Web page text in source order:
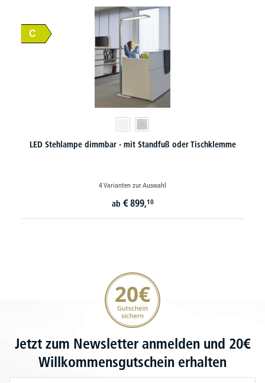
C
LED Stehlampe dimmbar - mit Standfuß oder Tischklemme
4 Varianten zur Auswahl
ab € 899,10
20€ Gutschein sichern
Jetzt zum Newsletter anmelden und 20€
Willkommensgutschein erhalten